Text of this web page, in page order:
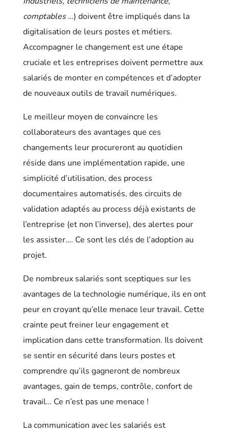
comptables…) doivent être impliqués dans la
digitalisation de leurs postes et métiers.
Accompagner le changement est une étape
cruciale et les entreprises doivent permettre aux
salariés de monter en compétences et d’adopter
de nouveaux outils de travail numériques.
Le meilleur moyen de convaincre les
collaborateurs des avantages que ces
changements leur procureront au quotidien
réside dans une implémentation rapide, une
simplicité d’utilisation, des process
documentaires automatisés, des circuits de
validation adaptés au process déjà existants de
l’entreprise (et non l’inverse), des alertes pour
les assister…. Ce sont les clés de l’adoption au
projet.
De nombreux salariés sont sceptiques sur les
avantages de la technologie numérique, ils en ont
peur en croyant qu’elle menace leur travail. Cette
crainte peut freiner leur engagement et
implication dans cette transformation. Ils doivent
se sentir en sécurité dans leurs postes et
comprendre qu’ils gagneront de nombreux
avantages, gain de temps, contrôle, confort de
travail… Ce n’est pas une menace !
La communication avec les salariés est